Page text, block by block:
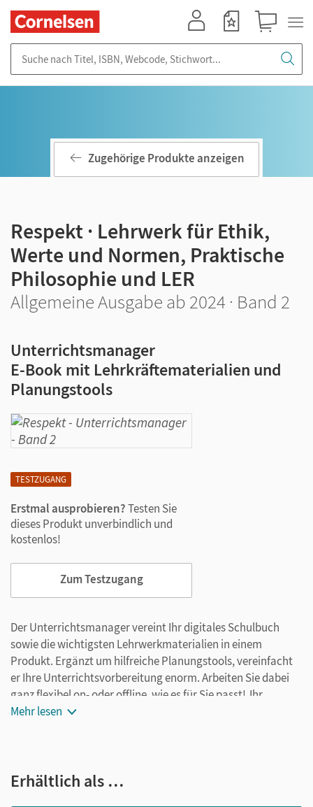
TESTZUGANG
Erstmal ausprobieren?Testen Sie
dieses Produkt unverbindlich und
kostenlos!
Zum Testzugang
Zugehörige Produkte anzeigen
Respekt · Lehrwerk für Ethik,
Werte und Normen, Praktische
Philosophie und LER
Allgemeine Ausgabe ab 2024 · Band 2
Unterrichtsmanager
E-Book mit Lehrkräftematerialien und
Planungstools
Der Unterrichtsmanager vereint Ihr digitales Schulbuch
sowie die wichtigsten Lehrwerkmaterialien in einem
Produkt. Ergänzt um hilfreiche Planungstools, vereinfacht
er Ihre Unterrichtsvorbereitung enorm. Arbeiten Sie dabei
ganz flexibel on- oder offline, wie es für Sie passt! Ihr
Unterrichtsmanager enthält:
alle Videos und interaktive Übungen des Schulbuchs
Mehr lesen
Erhältlich als …